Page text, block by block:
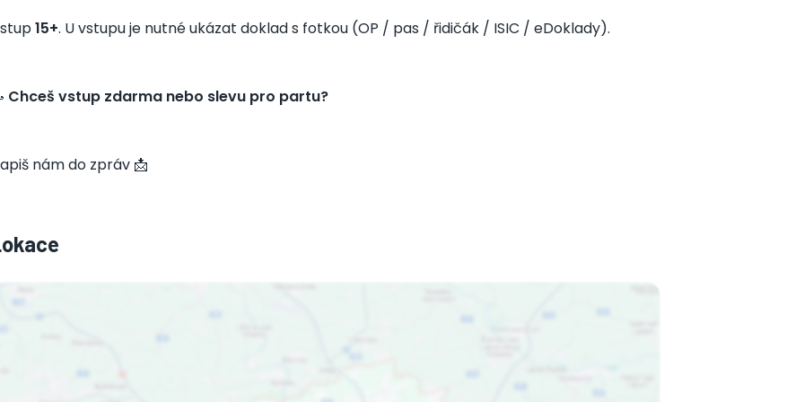
15+. U vstupu je nutné ukázat doklad s fotkou (OP / pas / řidičák / ISIC / eDoklady).
Chceš vstup zdarma nebo slevu pro partu?
nám do zpráv 📩